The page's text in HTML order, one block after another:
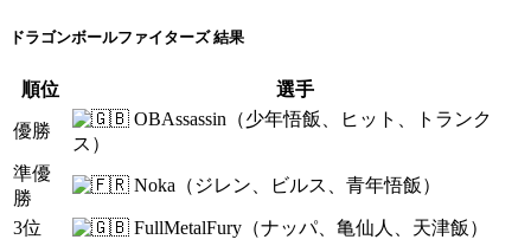
ドラゴンボールファイターズ 結果
順位 選手
優勝
OBAssassin（少年悟飯、ヒット、トランク
ス）
準優
勝
Noka（ジレン、ビルス、青年悟飯）
3位
FullMetalFury（ナッパ、亀仙人、天津飯）